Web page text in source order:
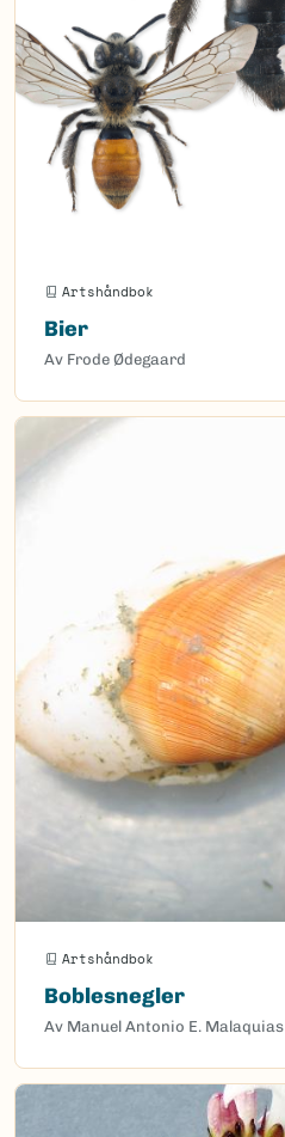
Artshåndbok
Bier
Av Frode Ødegaard
Artshåndbok
Boblesnegler
Av Manuel Antonio E. Malaquias